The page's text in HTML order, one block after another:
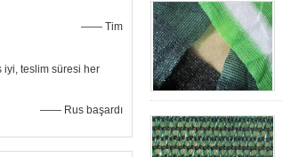
—— Tim
iyi, teslim süresi her
—— Rus başardı